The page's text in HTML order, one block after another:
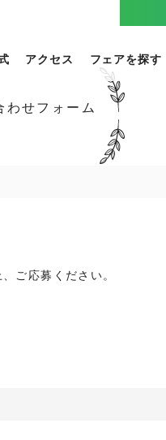
アクセス フェアを探す
わせフォーム
ご応募ください。